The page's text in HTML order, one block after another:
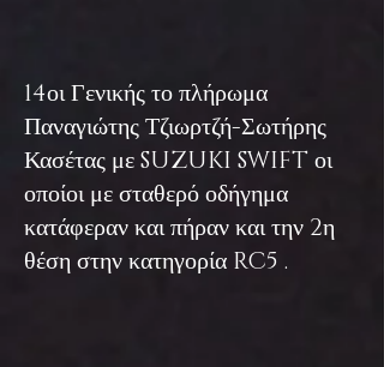
14οι Γενικής το πλήρωμα
Παναγιώτης Τζιωρτζή-Σωτήρης
Κασέτας με SUZUKI SWIFT οι
οποίοι με σταθερό οδήγημα
κατάφεραν και πήραν και την 2η
θέση στην κατηγορία RC5 .